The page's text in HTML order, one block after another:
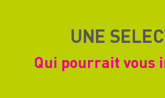
UNE
Qui pourrait vous